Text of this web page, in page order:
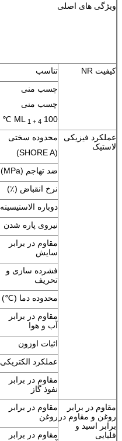
ویژگی های اصلی
کیفیت NR
تناسب
چسب منی
چسب منی
ML
1 + 4 100 ℃
عملکرد فیزیکی
لاستیک
محدوده سختی
(SHORE A)
ضد تهاجم (MPa)
نرخ انقباض (٪)
دوباره الاستیسیته
نیروی پاره شدن
مقاوم در برابر
سایش
فشرده سازی و
تحریف
محدوده دما (℃)
مقاوم در برابر
آب و هوا
اثبات اوزون
عملکرد الکتریکی
مقاوم در برابر
نفوذ گاز
مقاوم در برابر
روغن و مقاوم در
برابر اسید و
قلیایی
مقاوم در برابر
روغن
مقاوم در برابر